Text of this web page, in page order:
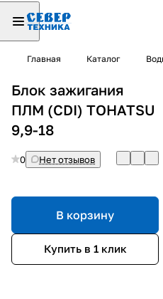
Главная Каталог
Блок зажигания
ПЛМ (CDI) TOHATSU
9,9-18
0 Нет отзывов
В корзину
Купить в 1 клик